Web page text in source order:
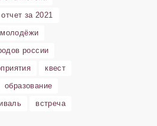
отчет за 2021
россии
квест
образование
встреча